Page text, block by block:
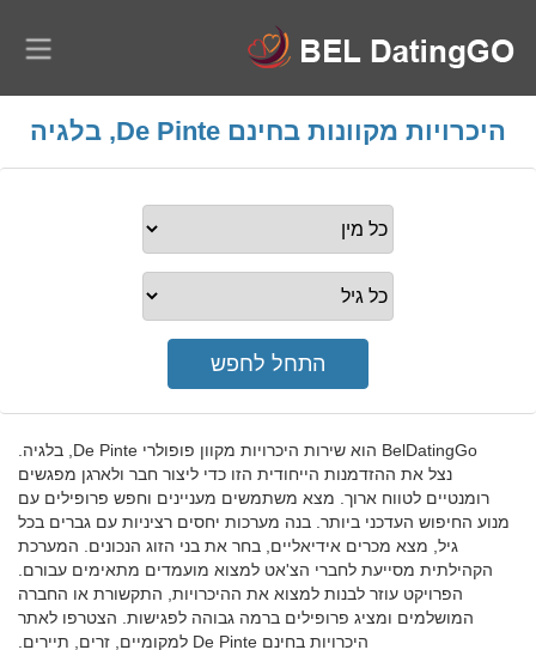
היכרויות מקוונות בחינם De Pinte, בלגיה
BelDatingGo הוא שירות היכרויות מקוון פופולרי De Pinte, בלגיה.
נצל את ההזדמנות הייחודית הזו כדי ליצור חבר ולארגן מפגשים
רומנטיים לטווח ארוך. מצא משתמשים מעניינים וחפש פרופילים עם
מנוע החיפוש העדכני ביותר. בנה מערכות יחסים רציניות עם גברים בכל
גיל, מצא מכרים אידיאליים, בחר את בני הזוג הנכונים. המערכת
הקהילתית מסייעת לחברי הצ'אט למצוא מועמדים מתאימים עבורם.
הפרויקט עוזר לבנות למצוא את ההיכרויות, התקשורת או החברה
המושלמים ומציג פרופילים ברמה גבוהה לפגישות. הצטרפו לאתר
היכרויות בחינם De Pinte למקומיים, זרים, תיירים.